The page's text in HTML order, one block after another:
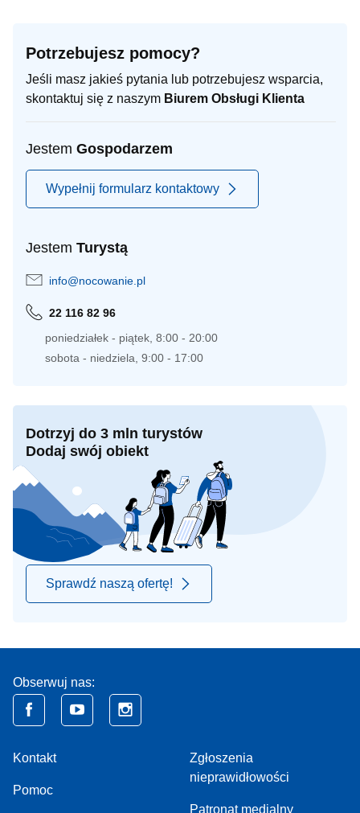
Potrzebujesz pomocy?
Jeśli masz jakieś pytania lub potrzebujesz wsparcia,
skontaktuj się z naszym Biurem Obsługi Klienta
Jestem Gospodarzem
Wypełnij formularz kontaktowy
Jestem Turystą
info@nocowanie.pl
22 116 82 96
poniedziałek - piątek, 8:00 - 20:00
sobota - niedziela, 9:00 - 17:00
Dotrzyj do 3 mln turystów
Dodaj swój obiekt
Sprawdź naszą ofertę!
Obserwuj nas:
Kontakt
Pomoc
Zgłoszenia
nieprawidłowości
Patronat medialny